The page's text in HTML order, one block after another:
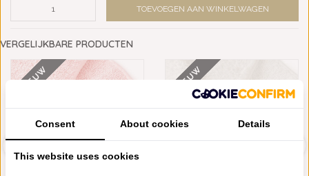
TOEVOEGEN AAN WINKELWAGEN
VERGELIJKBARE PRODUCTEN
NIEUW NIEUW
Consent About cookies Details
This website uses cookies